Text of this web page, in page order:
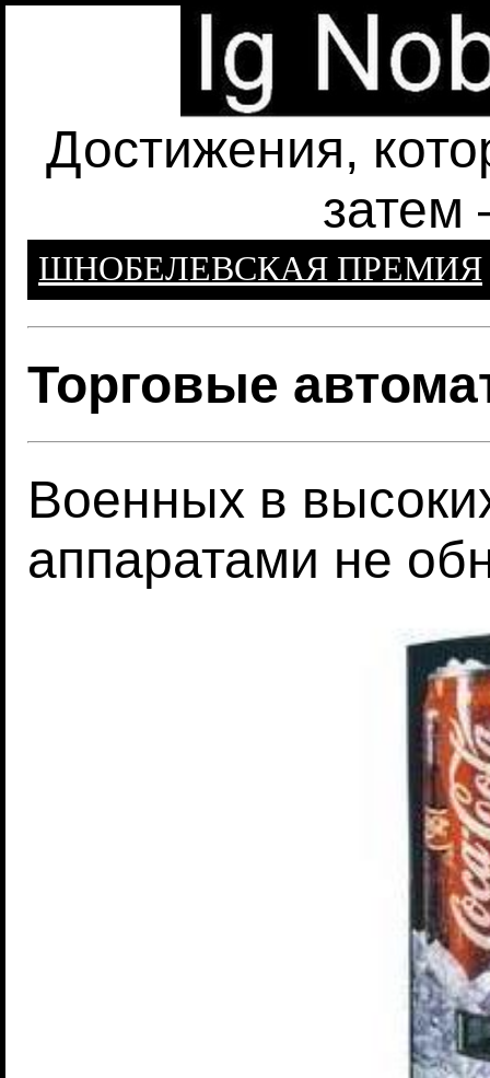
Достижения,
затем
ШНОБЕЛЕВСКАЯ ПРЕМИЯ
Торговые
Военных в
аппаратами не